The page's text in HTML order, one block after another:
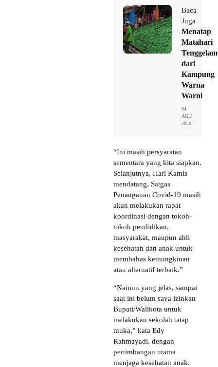
Baca
Juga
Menatap
Matahari
Tenggelam
dari
Kampung
Warna
Warni
04
AGU
2020
“Ini masih persyaratan
sementara yang kita siapkan.
Selanjutnya, Hari Kamis
mendatang, Satgas
Penanganan Covid-19 masih
akan melakukan rapat
koordinasi dengan tokoh-
tokoh pendidikan,
masyarakat, maupun ahli
kesehatan dan anak untuk
membahas kemungkinan
atau alternatif terbaik.”
“Namun yang jelas, sampai
saat ini belum saya izinkan
Bupati/Walikota untuk
melakukan sekolah tatap
muka,” kata Edy
Rahmayadi, dengan
pertimbangan utama
menjaga kesehatan anak.